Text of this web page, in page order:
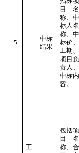
工
5
中标
结果
目名
称、中
标人名
称、中
标价、
工期、
项目负
责人、
中标内
容。
包括项
目名
称、合